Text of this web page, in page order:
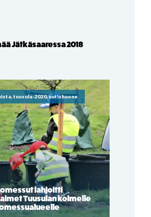
Jätkäsaaressa 2018
tuusula-2020, uutishuone
lahjoitti
Tuusulan kolmelle